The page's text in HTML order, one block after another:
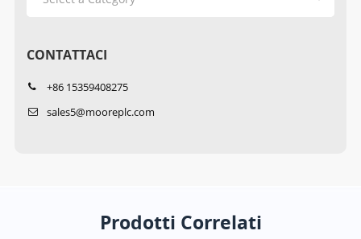
CONTATTACI
+86 15359408275
sales5@mooreplc.com
Prodotti Correlati